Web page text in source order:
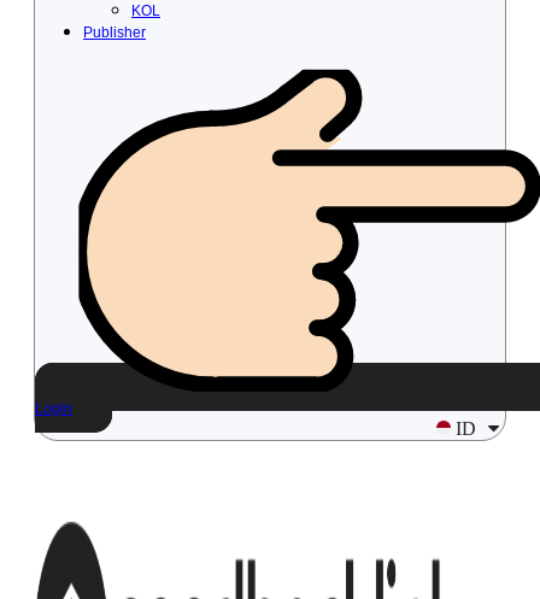
KOL
Publisher
Login
ID